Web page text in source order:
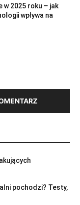
w 2025 roku – jak
wpływa na
pochodzi? Testy,